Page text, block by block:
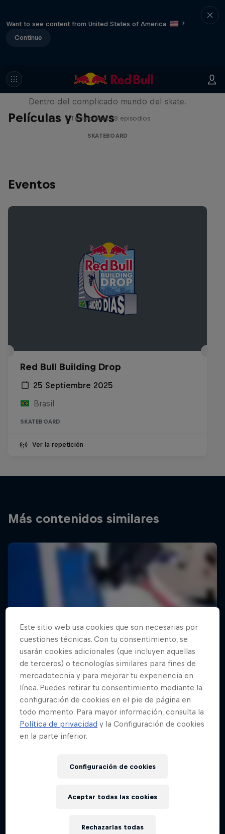
Want to see content from United States of America
?
Continue
Películas y Shows
Pushing Forward
Dentro del complicado mundo del skate.
2 Temporadas · 8 episodios
SKATEBOARD
Eventos
Red Bull Building Drop
25 Septiembre 2025
Brasil
SKATEBOARD
Ver la repetición
Más contenidos similares
Este sitio web usa cookies que son necesarias por
cuestiones técnicas. Con tu consentimiento, se
usarán cookies adicionales (que incluyen aquellas
de terceros) o tecnologías similares para fines de
mercadotecnia y para mejorar tu experiencia en
línea. Puedes retirar tu consentimiento mediante la
configuración de cookies en el pie de página en
todo momento. Para mayor información, consulta la
Política de privacidad y la Configuración de cookies
en la parte inferior.
Configuración de cookies
Rechazarlas todas
Aceptar todas las cookies